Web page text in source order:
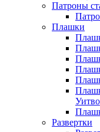
Патроны
Плашки
Развертки